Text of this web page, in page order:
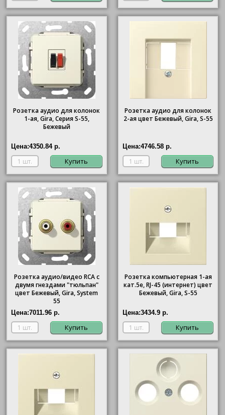
Розетка аудио для колонок
1-ая, Gira, Серия S-55,
Бежевый
Цена:4350.84 р.
Купить
Розетка аудио для колонок
2-ая цвет Бежевый, Gira, S-55
Цена:4746.58 р.
Купить
Розетка аудио/видео RCA с
двумя гнездами "тюльпан"
цвет Бежевый, Gira, System
55
Цена:7011.96 р.
Купить
Розетка компьютерная 1-ая
кат.5е, RJ-45 (интернет) цвет
Бежевый, Gira, S-55
Цена:3434.9 р.
Купить